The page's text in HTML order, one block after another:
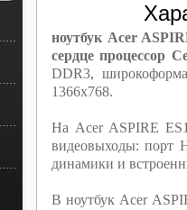
ноутбук Acer
сердце процессор
DDR3,
1366x768.
На Acer ASPIRE
видеовыходы: порт
динамики и
В ноутбук Acer